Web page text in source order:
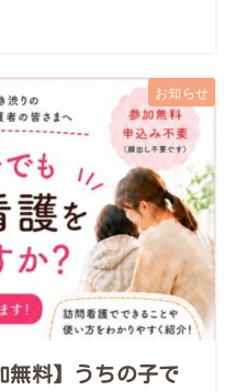
お知らせ
無料】うちの子で